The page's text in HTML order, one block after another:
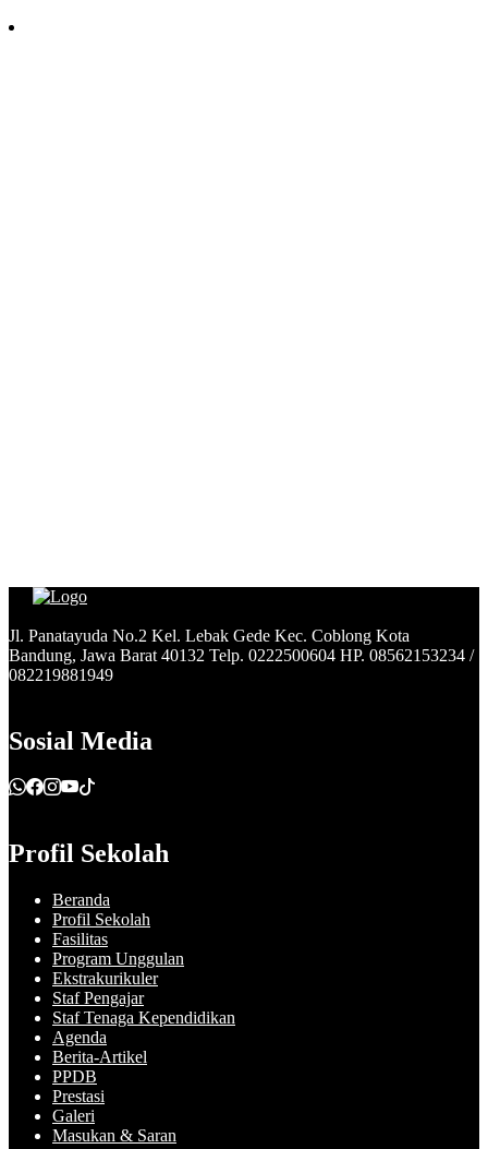
Jl. Panatayuda No.2 Kel. Lebak Gede Kec. Coblong Kota
Bandung, Jawa Barat 40132 Telp. 0222500604 HP. 08562153234 /
082219881949
Sosial Media
Profil Sekolah
Beranda
Profil Sekolah
Fasilitas
Program Unggulan
Ekstrakurikuler
Staf Pengajar
Staf Tenaga Kependidikan
Agenda
Berita-Artikel
PPDB
Prestasi
Galeri
Masukan & Saran